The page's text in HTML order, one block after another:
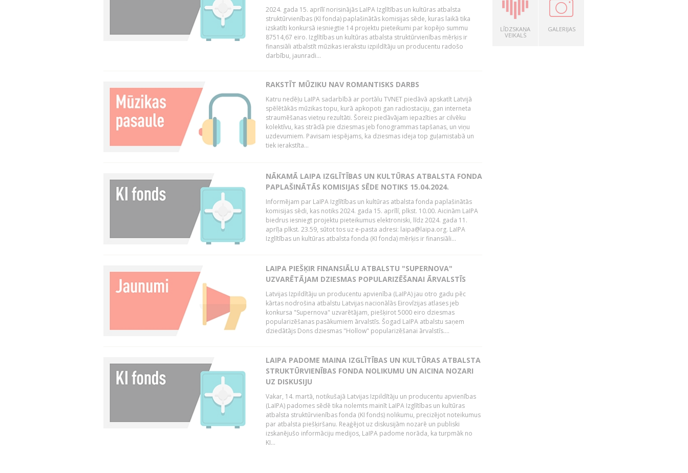
2024. gada 15. aprīlī norisinājās LaIPA Izglītības un kultūras atbalsta
struktūrvienības (KI fonda) paplašinātās komisijas sēde, kuras laikā tika
izskatīti konkursā iesniegtie 14 projektu pieteikumi par kopējo summu
87514,67 eiro. Izglītības un kultūras atbalsta struktūrvienības mērķis ir
finansiāli atbalstīt mūzikas ierakstu izpildītāju un producentu radošo
darbību, jaunradi...
RAKSTĪT MŪZIKU NAV ROMANTISKS DARBS
Katru nedēļu LaIPA sadarbībā ar portālu TVNET piedāvā apskatīt Latvijā
spēlētākās mūzikas topu, kurā apkopoti gan radiostaciju, gan interneta
straumēšanas vietņu rezultāti. Šoreiz piedāvājam iepazīties ar cilvēku
kolektīvu, kas strādā pie dziesmas jeb fonogrammas tapšanas, un viņu
uzdevumiem. Pavisam iespējams, ka dziesmas ideja top guļamistabā un
tiek ierakstīta...
NĀKAMĀ LAIPA IZGLĪTĪBAS UN KULTŪRAS ATBALSTA FONDA
PAPLAŠINĀTĀS KOMISIJAS SĒDE NOTIKS 15.04.2024.
Informējam par LaIPA Izglītības un kultūras atbalsta fonda paplašinātās
komisijas sēdi, kas notiks 2024. gada 15. aprīlī, plkst. 10.00. Aicinām LaIPA
biedrus iesniegt projektu pieteikumus elektroniski, līdz 2024. gada 11.
aprīļa plkst. 23.59, sūtot tos uz e-pasta adresi: laipa@laipa.org. LaIPA
Izglītības un kultūras atbalsta fonda (KI fonda) mērķis ir finansiāli...
LAIPA PIEŠĶIR FINANSIĀLU ATBALSTU "SUPERNOVA"
UZVARĒTĀJAM DZIESMAS POPULARIZĒŠANAI ĀRVALSTĪS
Latvijas Izpildītāju un producentu apvienība (LaIPA) jau otro gadu pēc
kārtas nodrošina atbalstu Latvijas nacionālās Eirovīzijas atlases jeb
konkursa "Supernova" uzvarētājam, piešķirot 5000 eiro dziesmas
popularizēšanas pasākumiem ārvalstīs. Šogad LaIPA atbalstu saņem
dziedātājs Dons dziesmas "Hollow" popularizēšanai ārvalstīs....
LAIPA PADOME MAINA IZGLĪTĪBAS UN KULTŪRAS ATBALSTA
STRUKTŪRVIENĪBAS FONDA NOLIKUMU UN AICINA NOZARI
UZ DISKUSIJU
Vakar, 14. martā, notikušajā Latvijas Izpildītāju un producentu apvienības
(LaIPA) padomes sēdē tika nolemts mainīt LaIPA Izglītības un kultūras
atbalsta struktūrvienības fonda (KI fonds) nolikumu, precizējot noteikumus
par atbalsta piešķiršanu. Reaģējot uz diskusijām nozarē un publiski
izskanējušo informāciju medijos, LaIPA padome norāda, ka turpmāk no
KI...
LĪDZSKAŅA
VEIKALS
GALERIJAS